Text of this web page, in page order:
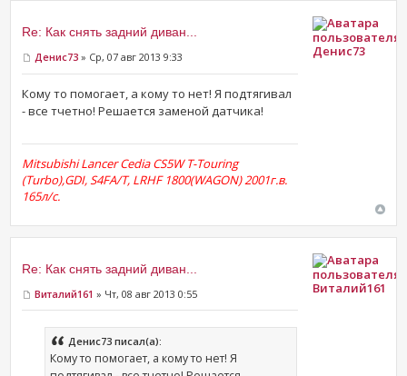
Re: Как снять задний диван...
Денис73 » Ср, 07 авг 2013 9:33
Кому то помогает, а кому то нет! Я подтягивал
- все тчетно! Решается заменой датчика!
Mitsubishi Lancer Cedia CS5W T-Touring
(Turbo),GDI, S4FA/T, LRHF 1800(WAGON) 2001г.в.
165л/с.
Денис73
Re: Как снять задний диван...
Виталий161 » Чт, 08 авг 2013 0:55
Денис73 писал(а):
Кому то помогает, а кому то нет! Я
Виталий161